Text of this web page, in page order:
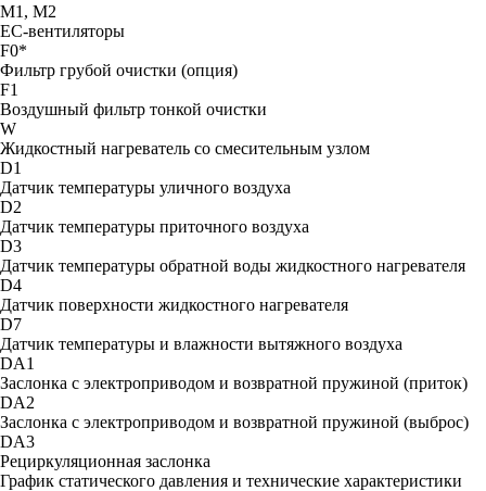
М1, М2
ЕС-вентиляторы
F0*
Фильтр грубой очистки (опция)
F1
Воздушный фильтр тонкой очистки
W
Жидкостный нагреватель со смесительным узлом
D1
Датчик температуры уличного воздуха
D2
Датчик температуры приточного воздуха
D3
Датчик температуры обратной воды жидкостного нагревателя
D4
Датчик поверхности жидкостного нагревателя
D7
Датчик температуры и влажности вытяжного воздуха
DA1
Заслонка с электроприводом и возвратной пружиной (приток)
DA2
Заслонка с электроприводом и возвратной пружиной (выброс)
DA3
Рециркуляционная заслонка
График статического давления и технические характеристики